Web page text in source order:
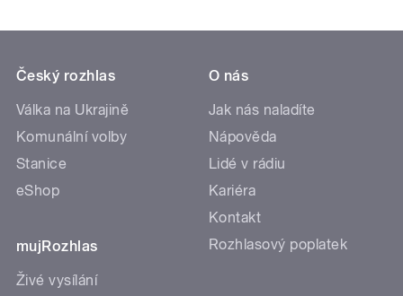
Český rozhlas
Válka na Ukrajině
Komunální volby
Stanice
eShop
mujRozhlas
Živé vysílání
O nás
Jak nás naladíte
Nápověda
Lidé v rádiu
Kariéra
Kontakt
Rozhlasový poplatek